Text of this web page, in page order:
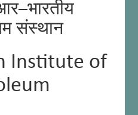
संस्थान
Institute of